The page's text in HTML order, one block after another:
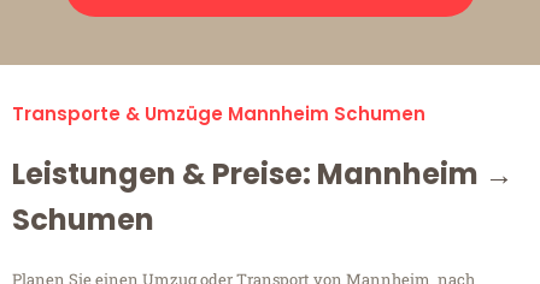
Transporte & Umzüge Mannheim Schumen
Leistungen & Preise: Mannheim →
Schumen
Planen Sie einen Umzug oder Transport von Mannheim nach